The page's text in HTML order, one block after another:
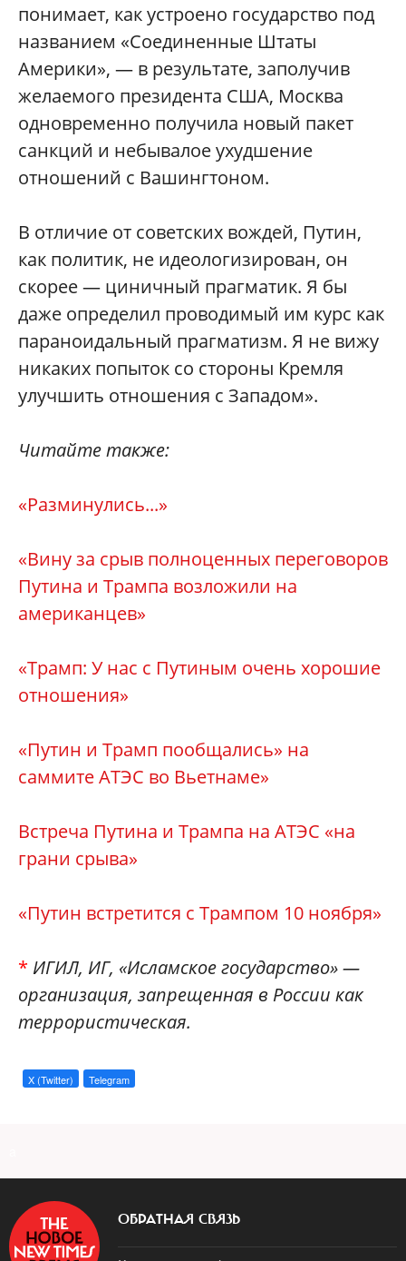
понимает, как устроено государство под
названием «Соединенные Штаты
Америки», — в результате, заполучив
желаемого президента США, Москва
одновременно получила новый пакет
санкций и небывалое ухудшение
отношений с Вашингтоном.
В отличие от советских вождей, Путин,
как политик, не идеологизирован, он
скорее — циничный прагматик. Я бы
даже определил проводимый им курс как
параноидальный прагматизм. Я не вижу
никаких попыток со стороны Кремля
улучшить отношения с Западом».
Читайте также:
«Разминулись...»
«Вину за срыв полноценных переговоров
Путина и Трампа возложили на
американцев»
«Трамп: У нас с Путиным очень хорошие
отношения»
«Путин и Трамп пообщались» на
саммите АТЭС во Вьетнаме»
Встреча Путина и Трампа на АТЭС «на
грани срыва»
«Путин встретится с Трампом 10 ноября»
* ИГИЛ, ИГ, «Исламское государство» —
организация, запрещенная в России как
террористическая.
X (Twitter) Telegram
ОБРАТНАЯ СВЯЗЬ